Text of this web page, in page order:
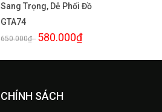
Sang Trọng, Dễ Phối Đồ
GTA74
650.000₫- 580.000₫
CHÍNH SÁCH